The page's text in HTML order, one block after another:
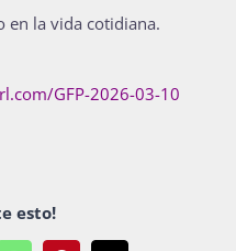
2027-1
en la vida cotidiana.
GFP-2026-03-10
esto!